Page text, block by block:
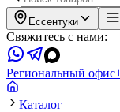
Ессентуки
Свяжитесь с нами:
Региональный офис
Каталог